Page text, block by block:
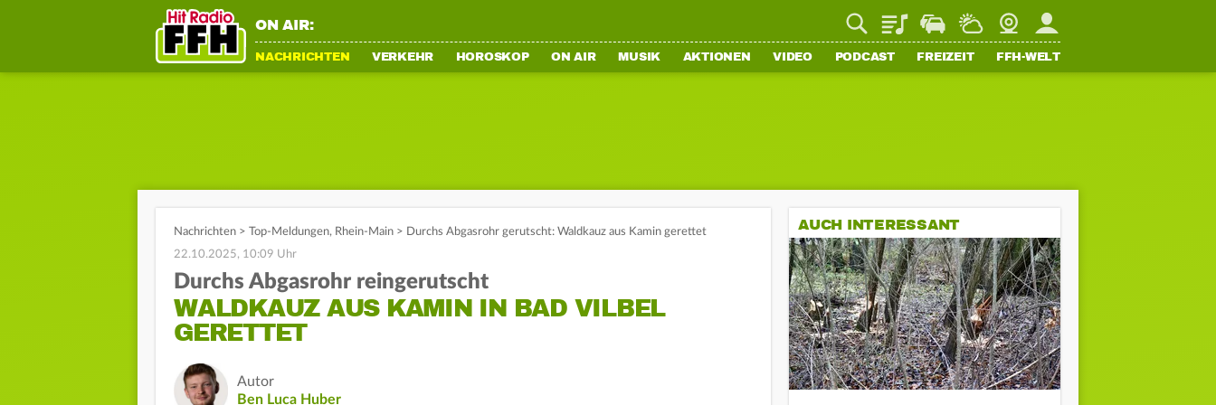
ON AIR: PlaylistStaupilotWetterWebcamMein FFH
NACHRICHTEN VERKEHR HOROSKOP ON AIR MUSIK AKTIONEN VIDEO PODCAST FREIZEIT FFH-WELT
Nachrichten > Top-Meldungen, Rhein-Main > Durchs Abgasrohr gerutscht: Waldkauz aus Kamin gerettet
22.10.2025, 10:09 Uhr
Durchs Abgasrohr reingerutscht
WALDKAUZ AUS KAMIN IN BAD VILBEL
GERETTET
Autor
Ben Luca Huber
AUCH INTERESSANT